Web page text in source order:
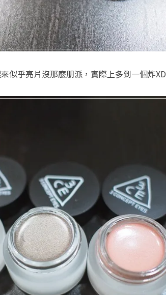
似乎亮片沒那麼朋派，實際上多到一個炸XD